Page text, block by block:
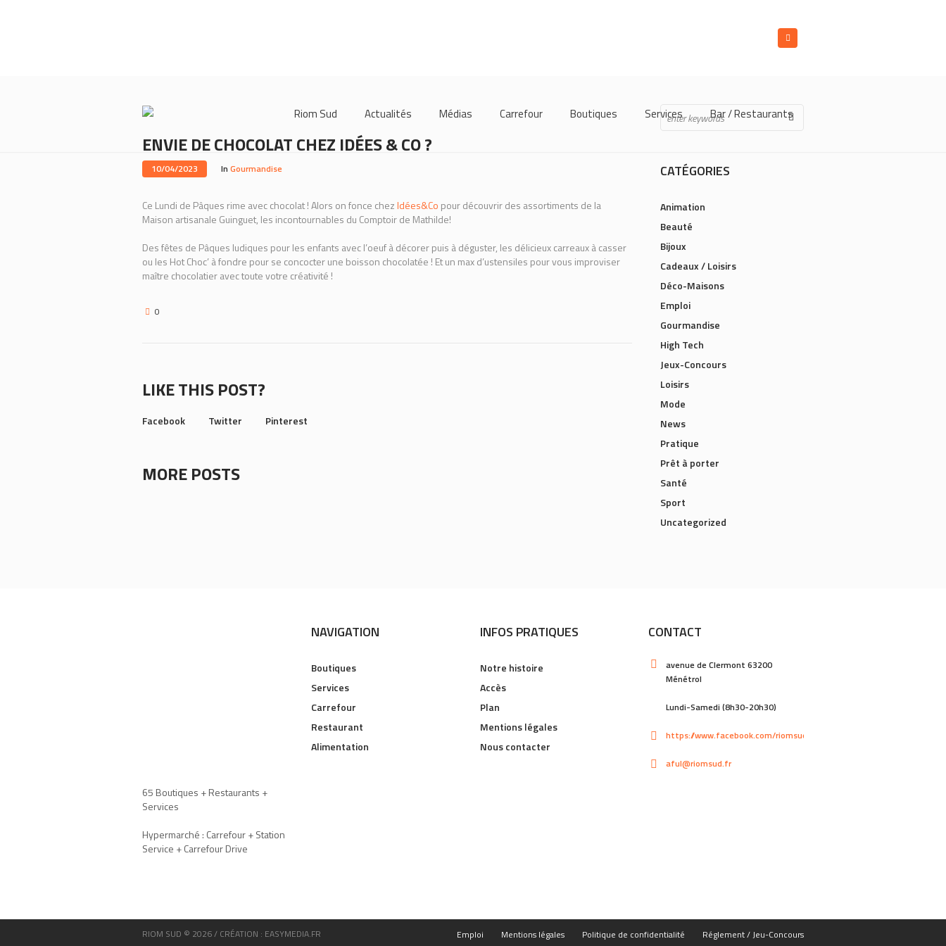
Riom Sud Actualités Médias Carrefour Boutiques Services Bar / Restaurants
ENVIE DE CHOCOLAT CHEZ IDÉES & CO ?
10/04/2023 In Gourmandise
Ce Lundi de Pâques rime avec chocolat ! Alors on fonce chezIdées&Co pour découvrir des assortiments de la
Maison artisanale Guinguet, les incontournables du Comptoir de Mathilde!
Des fêtes de Pâques ludiques pour les enfants avec l’oeuf à décorer puis à déguster, les délicieux carreaux à casser
ou les Hot Choc’ à fondre pour se concocter une boisson chocolatée ! Et un max d’ustensiles pour vous improviser
maître chocolatier avec toute votre créativité !
0
LIKE THIS POST?
Facebook Twitter Pinterest
MORE POSTS
CATÉGORIES
Animation
Beauté
Bijoux
Cadeaux / Loisirs
Déco-Maisons
Emploi
Gourmandise
High Tech
Jeux-Concours
Loisirs
Mode
News
Pratique
Prêt à porter
Santé
Sport
Uncategorized
65 Boutiques + Restaurants +
Services
Hypermarché : Carrefour + Station
Service + Carrefour Drive
NAVIGATION
Boutiques
Services
Carrefour
Restaurant
Alimentation
INFOS PRATIQUES
Notre histoire
Accès
Plan
Mentions légales
Nous contacter
CONTACT
avenue de Clermont 63200
Ménétrol
Lundi-Samedi (8h30-20h30)
https://www.facebook.com/riomsud
aful@riomsud.fr
Emploi Mentions légales Politique de confidentialité Réglement / Jeu-Concours
RIOM SUD © 2026 / CRÉATION : EASYMEDIA.FR